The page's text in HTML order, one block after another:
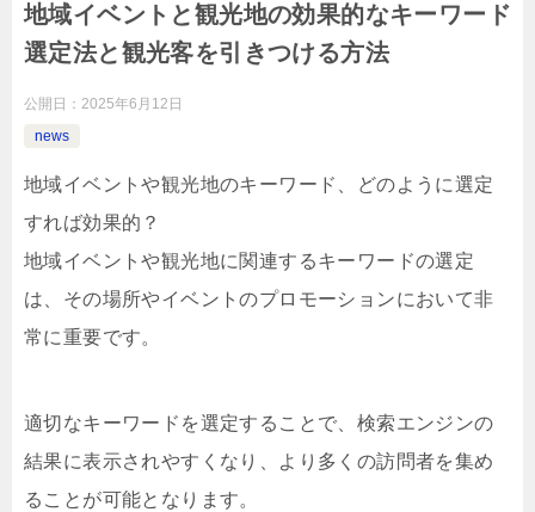
地域イベントと観光地の効果的なキーワード
選定法と観光客を引きつける方法
公開日： 2025年6月12日
news
地域イベントや観光地のキーワード、どのように選定
すれば効果的？
地域イベントや観光地に関連するキーワードの選定
は、その場所やイベントのプロモーションにおいて非
常に重要です。
適切なキーワードを選定することで、検索エンジンの
結果に表示されやすくなり、より多くの訪問者を集め
ることが可能となります。